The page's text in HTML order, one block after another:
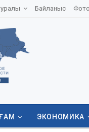
Байланыс Фото
ЭКОНОМИКА